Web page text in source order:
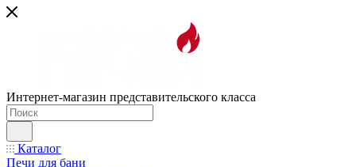
Интернет-магазин представительского класса
Каталог
Печи для бани